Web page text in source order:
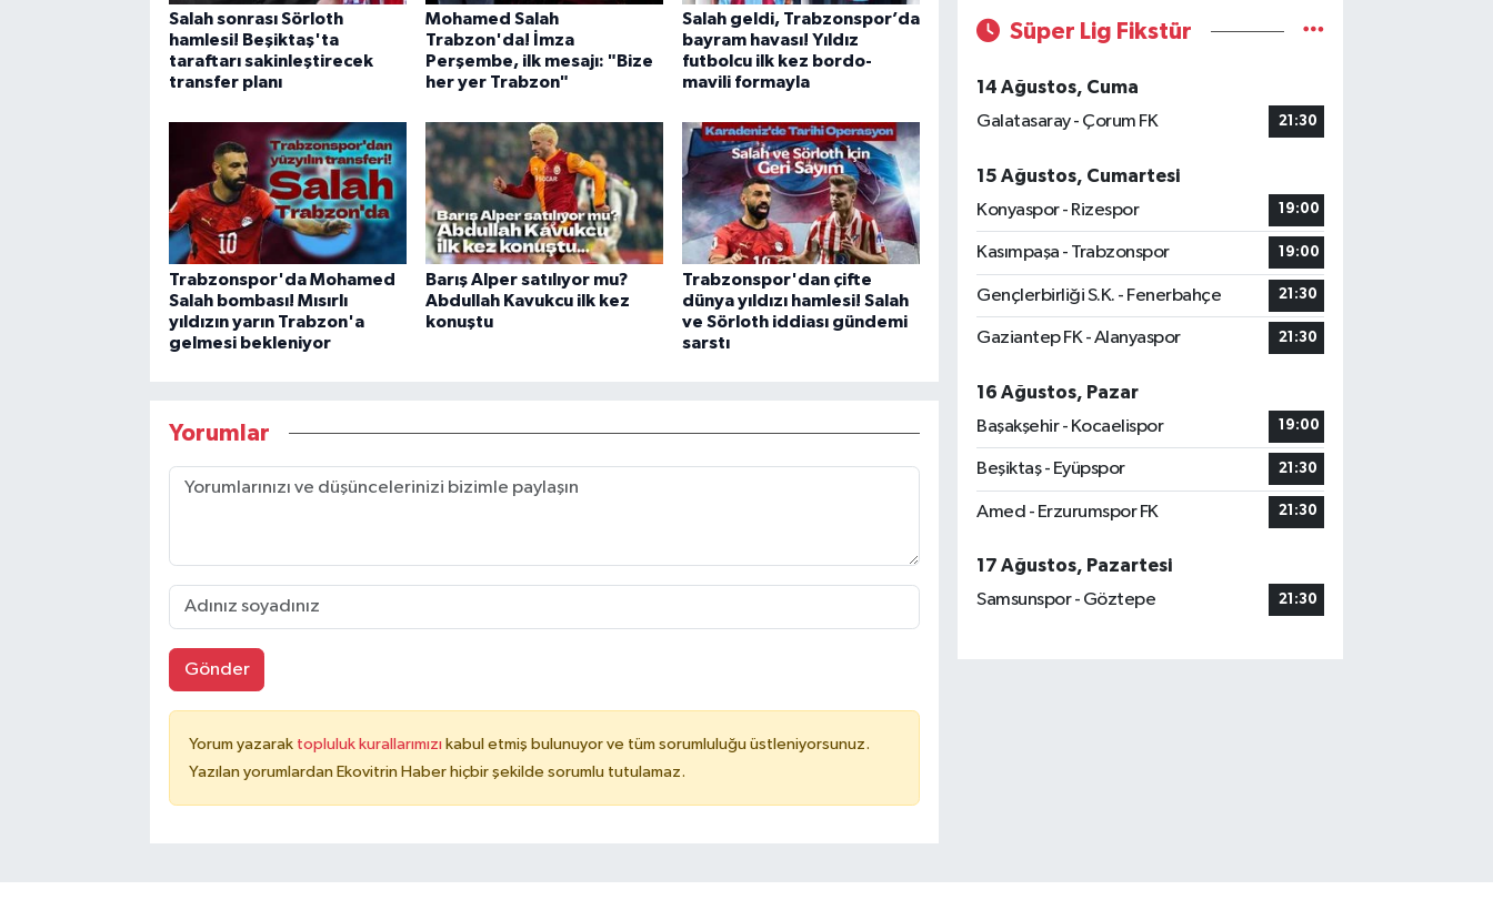
Salah sonrası Sörloth
hamlesi! Beşiktaş'ta
taraftarı sakinleştirecek
transfer planı
Mohamed Salah
Trabzon'da! İmza
Perşembe, ilk mesajı: "Bize
her yer Trabzon"
Salah geldi, Trabzonspor’da
bayram havası! Yıldız
futbolcu ilk kez bordo-
mavili formayla
Trabzonspor'da Mohamed
Salah bombası! Mısırlı
yıldızın yarın Trabzon'a
gelmesi bekleniyor
Barış Alper satılıyor mu?
Abdullah Kavukcu ilk kez
konuştu
Trabzonspor'dan çifte
dünya yıldızı hamlesi! Salah
ve Sörloth iddiası gündemi
sarstı
Yorumlar
Gönder
Yorum yazarak topluluk kurallarımızı kabul etmiş bulunuyor ve tüm sorumluluğu üstleniyorsunuz.
Yazılan yorumlardan Ekovitrin Haber hiçbir şekilde sorumlu tutulamaz.
Süper Lig Fikstür
14 Ağustos, Cuma
Galatasaray - Çorum FK
21:30
15 Ağustos, Cumartesi
Konyaspor - Rizespor
19:00
Kasımpaşa - Trabzonspor 19:00
Gençlerbirliği S.K. - Fenerbahçe 21:30
Gaziantep FK - Alanyaspor 21:30
16 Ağustos, Pazar
Başakşehir - Kocaelispor
19:00
Beşiktaş - Eyüpspor 21:30
Amed - Erzurumspor FK 21:30
17 Ağustos, Pazartesi
Samsunspor - Göztepe
21:30